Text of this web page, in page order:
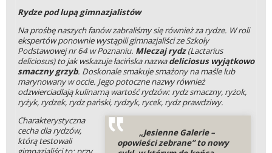
Rydze pod lupą gimnazjalistów
Na prośbę naszych fanów zabraliśmy się również za rydze. W roli
ekspertów ponownie wystąpili gimnazjaliści ze Szkoły
Podstawowej nr 64 w Poznaniu. Mleczaj rydz(Lactarius
deliciosus) to jak wskazuje łacińska nazwadeliciosus wyjątkowo
smaczny grzyb. Doskonale smakuje smażony na maśle lub
marynowany w occie. Jego potoczne nazwy również
odzwierciadlają kulinarną wartość rydzów: rydz smaczny, ryżok,
ryżyk, rydzek, rydz pański, rydzyk, rycek, rydz prawdziwy.
„Jesienne Galerie –
opowieści zebrane” to nowy
Charakterystyczna
cecha dla rydzów,
którą testowali